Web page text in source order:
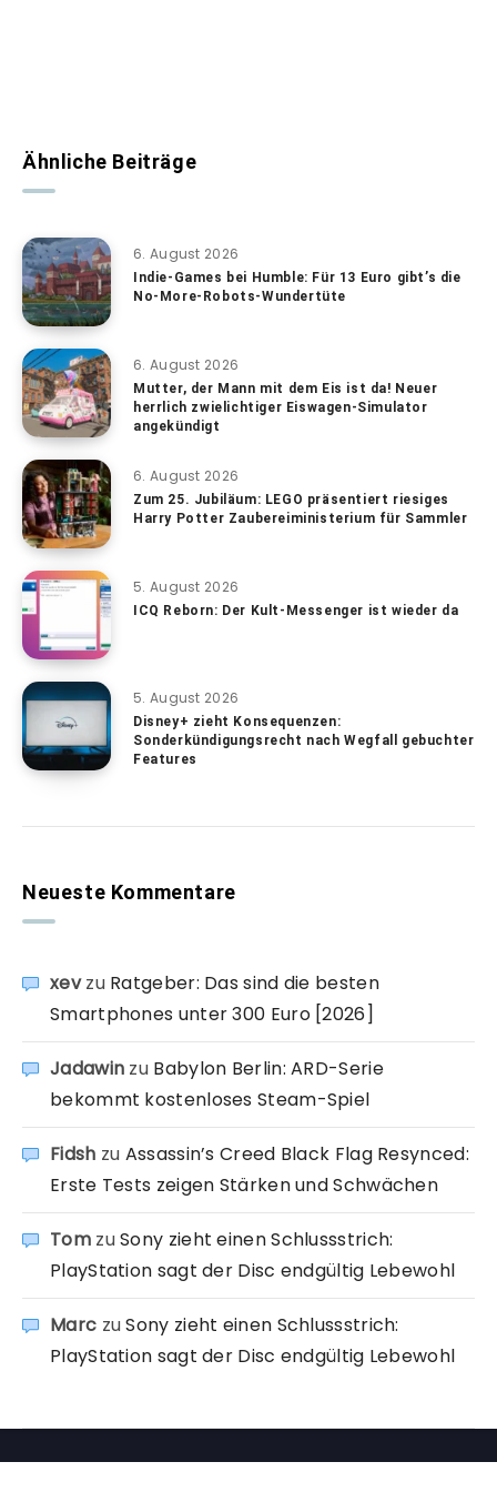
Ähnliche Beiträge
6. August 2026
Indie-Games bei Humble: Für 13 Euro gibt’s die
No-More-Robots-Wundertüte
6. August 2026
Mutter, der Mann mit dem Eis ist da! Neuer
herrlich zwielichtiger Eiswagen-Simulator
angekündigt
6. August 2026
Zum 25. Jubiläum: LEGO präsentiert riesiges
Harry Potter Zaubereiministerium für Sammler
5. August 2026
ICQ Reborn: Der Kult-Messenger ist wieder da
5. August 2026
Disney+ zieht Konsequenzen:
Sonderkündigungsrecht nach Wegfall gebuchter
Features
Neueste Kommentare
xevzu Ratgeber: Das sind die besten
Smartphones unter 300 Euro [2026]
Jadawin zu Babylon Berlin: ARD-Serie
bekommt kostenloses Steam-Spiel
Fidsh zu Assassin’s Creed Black Flag Resynced:
Erste Tests zeigen Stärken und Schwächen
TomzuSony zieht einen Schlussstrich:
PlayStation sagt der Disc endgültig Lebewohl
Marc zuSony zieht einen Schlussstrich:
PlayStation sagt der Disc endgültig Lebewohl